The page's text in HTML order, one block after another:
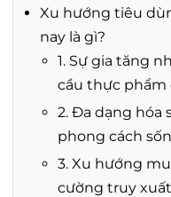
Xu hướng tiêu
nay là gì?
1. Sự gia tăng
cầu thực phẩm
2. Đa dạng hóa
phong cách
3. Xu hướng
cường truy